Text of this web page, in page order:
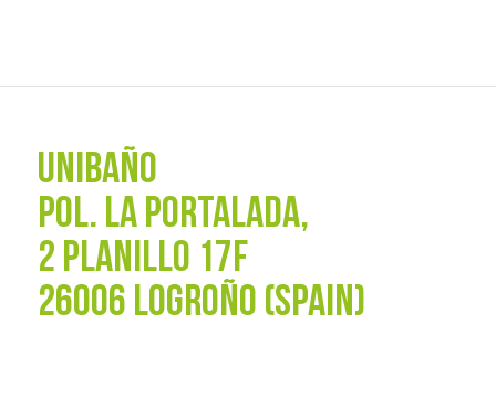
UNIBAÑO
POL. La Portalada,
2 PLANILLO 17F
26006 LOGROÑO (SPAIN)